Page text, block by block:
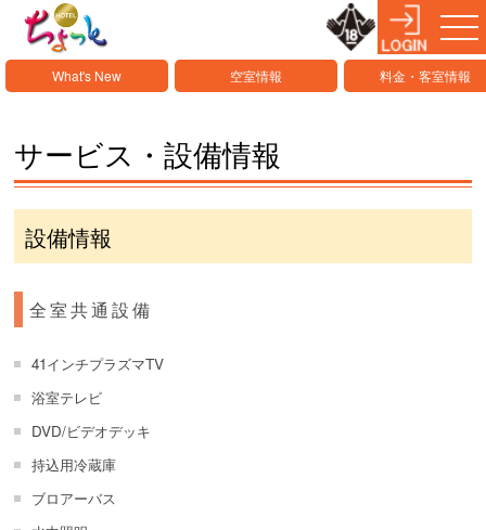
What's New 空室情報 料金・客室情報
サービス・設備情報
設備情報
全室共通設備
41インチプラズマTV
浴室テレビ
DVD/ビデオデッキ
持込用冷蔵庫
ブロアーバス